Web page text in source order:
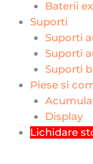
Baterii
Suporti
Suporti
Suporti
Suporti
Piese si
Display
Lichidare